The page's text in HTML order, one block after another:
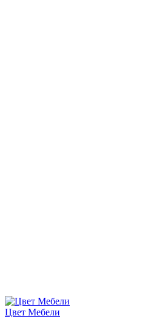
Цвет Мебели